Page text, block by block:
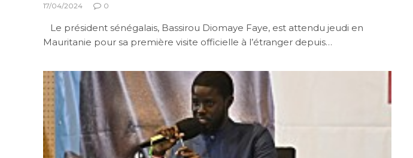
17/04/2024 0
Le président sénégalais, Bassirou Diomaye Faye, est attendu jeudi en
Mauritanie pour sa première visite officielle à l’étranger depuis…